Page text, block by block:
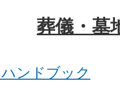
葬儀・墓
ンドブック